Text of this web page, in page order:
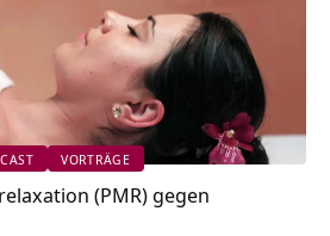
VORTRÄGE
(PMR) gegen